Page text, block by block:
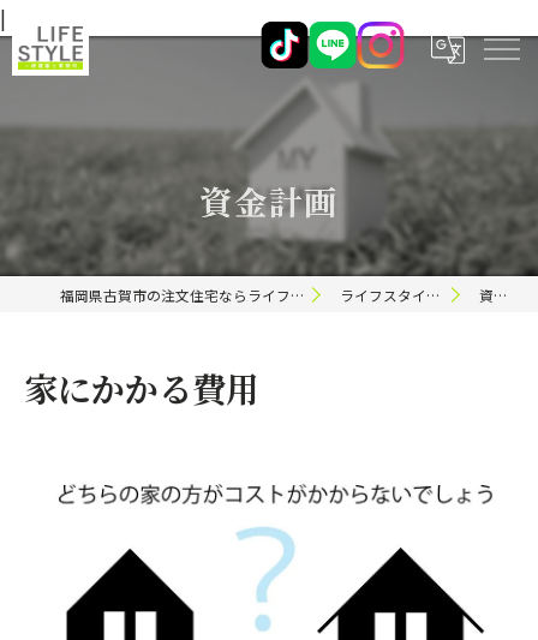
|
資金計画
福岡県古賀市の注文住宅ならライフスタイル 一級建築士事務所 ライフスタイルのこだわり 資金計画
家にかかる費用